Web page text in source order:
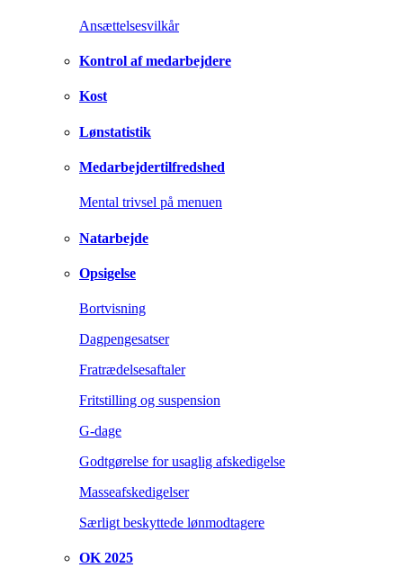
Ansættelsesvilkår
Kontrol af medarbejdere
Kost
Lønstatistik
Medarbejdertilfredshed
Mental trivsel på menuen
Natarbejde
Opsigelse
Bortvisning
Dagpengesatser
Fratrædelsesaftaler
Fritstilling og suspension
G-dage
Godtgørelse for usaglig afskedigelse
Masseafskedigelser
Særligt beskyttede lønmodtagere
OK 2025